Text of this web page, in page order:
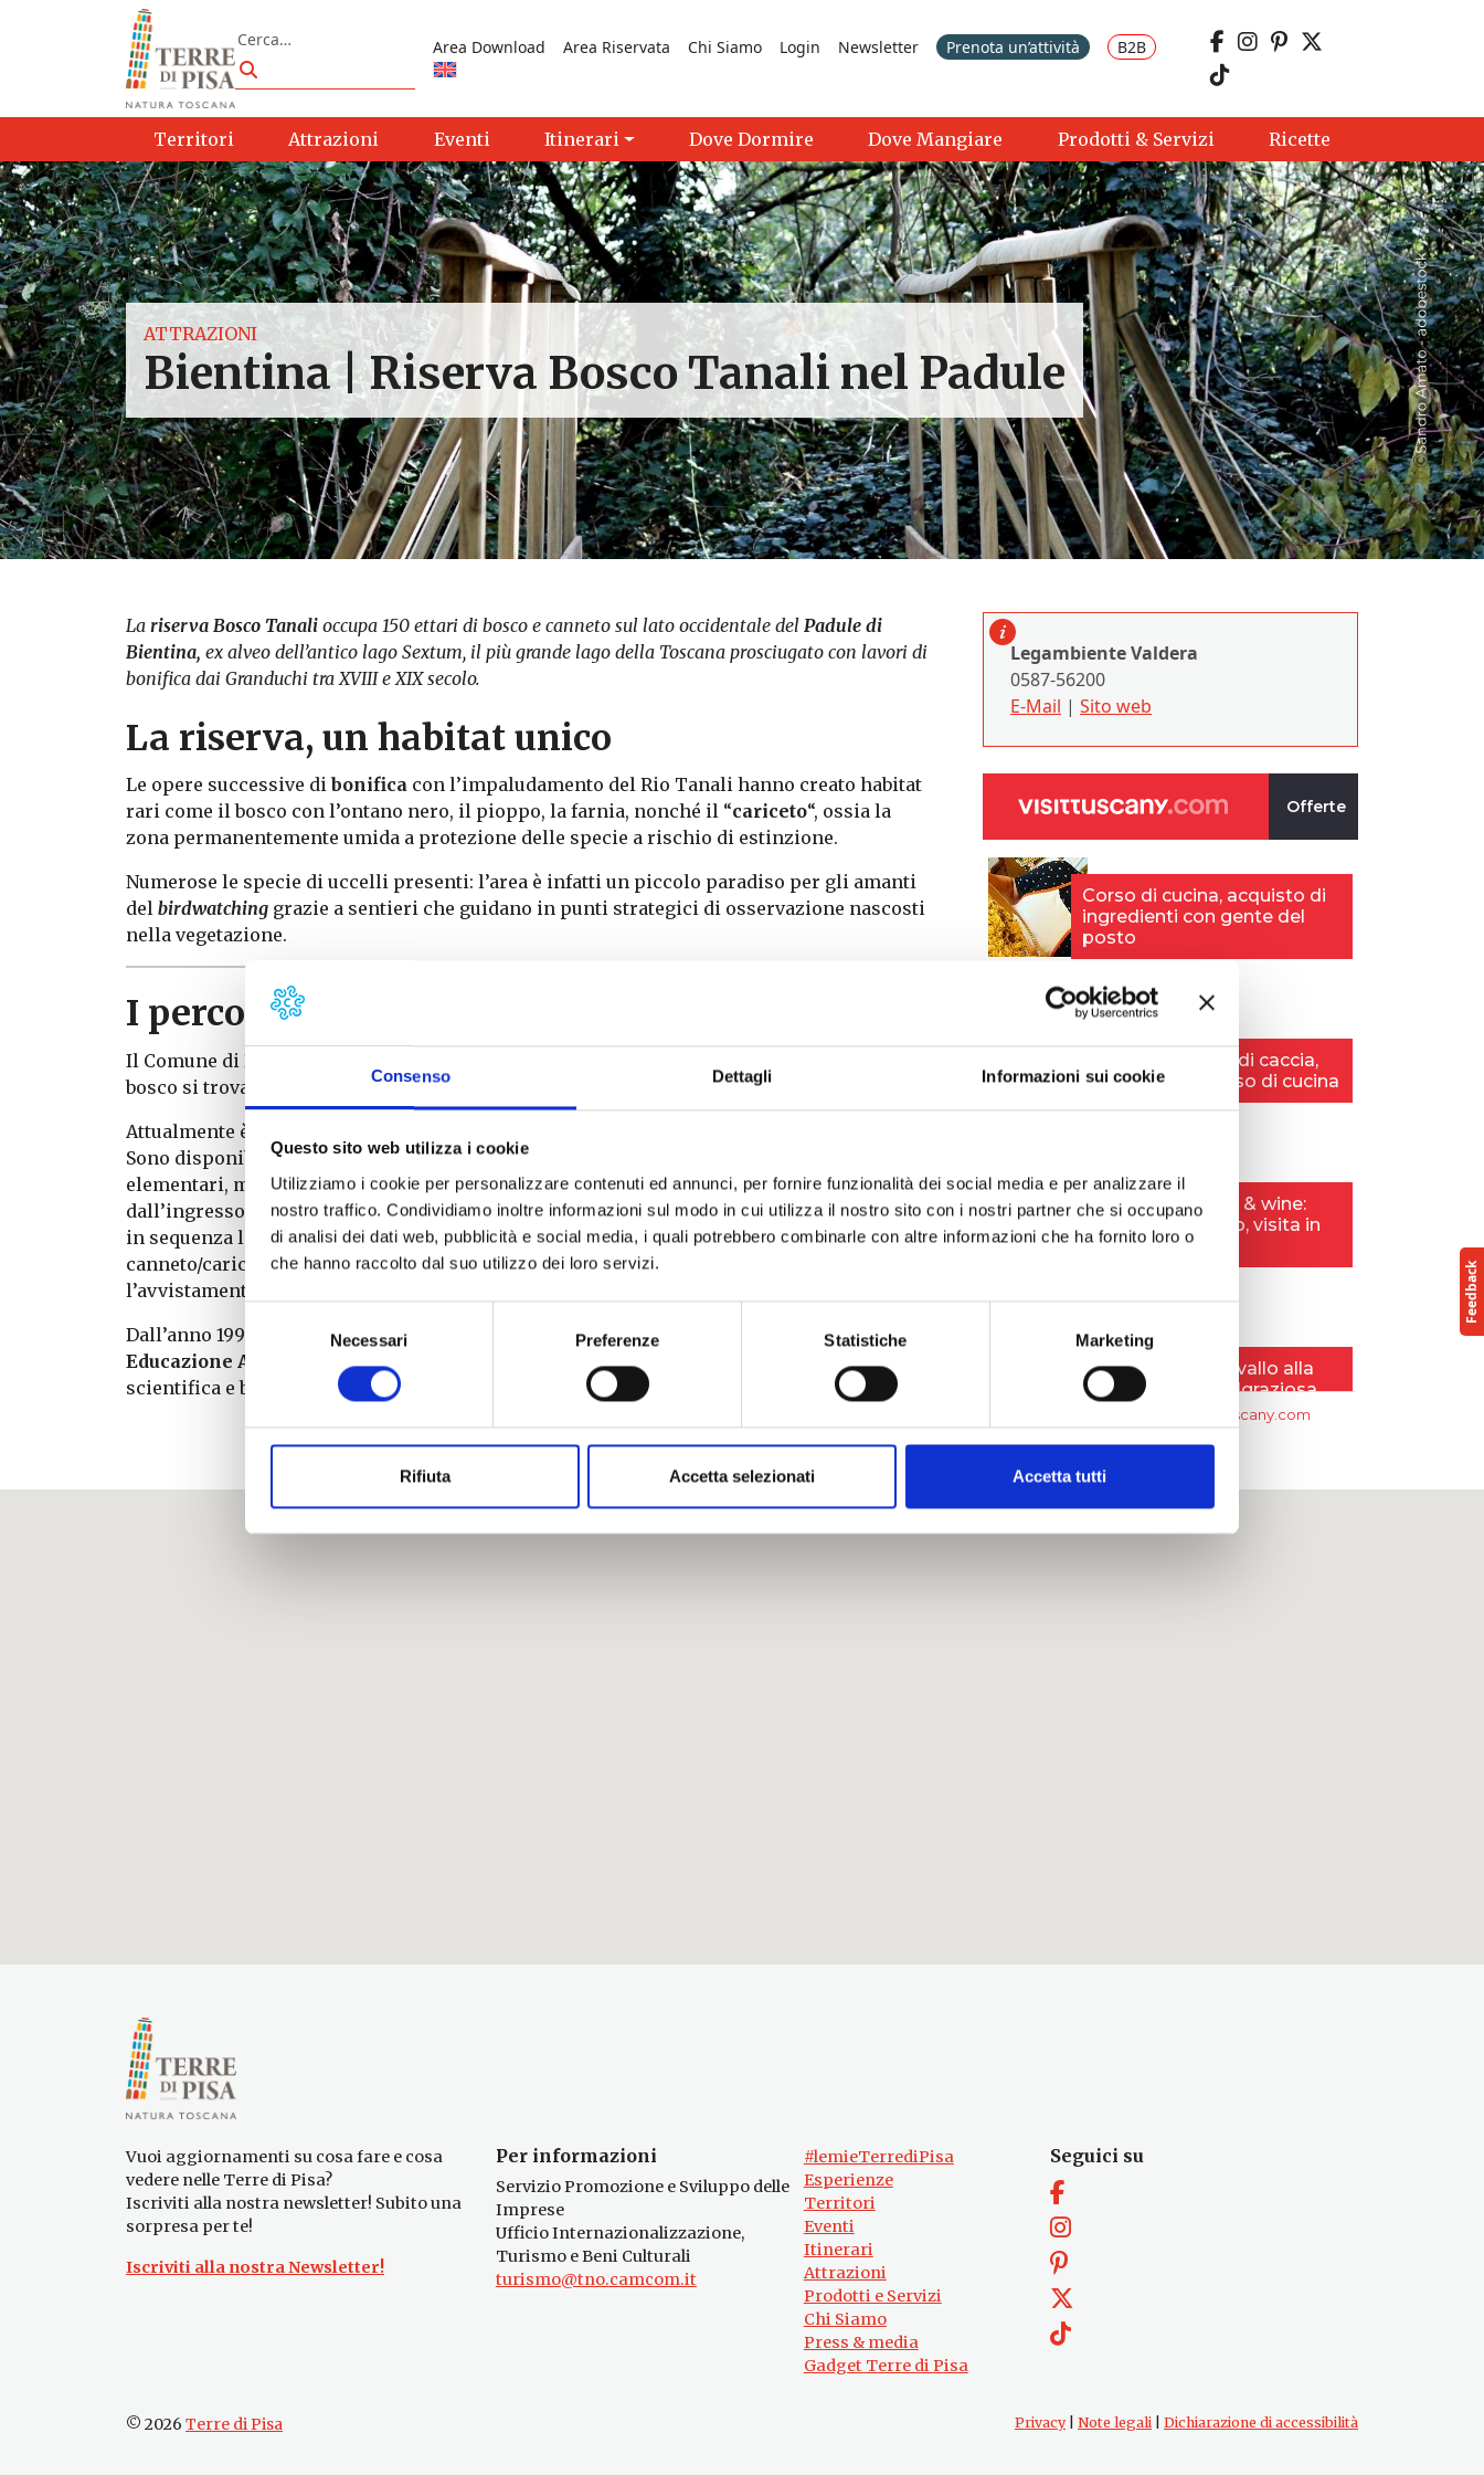
Consenso Dettagli Informazioni sui cookie
Questo sito web utilizza i cookie
Utilizziamo i cookie per personalizzare contenuti ed annunci, per fornire funzionalità dei social media e per analizzare il
nostro traffico. Condividiamo inoltre informazioni sul modo in cui utilizza il nostro sito con i nostri partner che si occupano
di analisi dei dati web, pubblicità e social media, i quali potrebbero combinarle con altre informazioni che ha fornito loro o
che hanno raccolto dal suo utilizzo dei loro servizi.
consenso
Necessari Preferenze Statistiche Marketing
Rifiuta Accetta selezionati Accetta tutti
Vai al contenuto
Cerca
Cerca
Area Download Area Riservata Chi Siamo Login Newsletter Prenota un’attività B2B
Territori Attrazioni Eventi Itinerari Dove Dormire Dove Mangiare Prodotti & Servizi Ricette
ATTRAZIONI
Bientina | Riserva Bosco Tanali nel Padule
La riserva Bosco Tanali occupa 150 ettari di bosco e canneto sul lato occidentale del Padule di
Bientina, ex alveo dell’antico lago Sextum, il più grande lago della Toscana prosciugato con lavori di
bonifica dai Granduchi tra XVIII e XIX secolo.
La riserva, un habitat unico
Le opere successive dibonifica con l’impaludamento del Rio Tanali hanno creato habitat
rari come il bosco con l’ontano nero, il pioppo, la farnia, nonché il “cariceto“, ossia la
zona permanentemente umida a protezione delle specie a rischio di estinzione.
Numerose le specie di uccelli presenti: l’area è infatti un piccolo paradiso per gli amanti
del birdwatching grazie a sentieri che guidano in punti strategici di osservazione nascosti
nella vegetazione.
I percorsi didattici della riserva
Il Comune di Bientina ha dato in gestione la riserva a
bosco si trova in località Caccialupi, ad est della SS 439 Sarzanese-Valdera.
Attualmente è possibile visitare il bosco nel periodo compreso
Sono disponibilipercorsi educativi differenziati
elementari, medie, gruppi di adulti). Si tratta di un percorso lungo gli argini che parte
dall’ingresso dell’area e conduce gradatamente verso la parte più depressa attraversando
in sequenza le comunità vegetazionai principali (bosco mesofilo, bosco igrofilo,
canneto/cariceto) terminando, attraversato un pontile di legno, in un capanno per
l’avvistamento degli uccelli costruito ai margini del chiaro.
Dall’anno 1999/2000 è disponibile, come supporto didattico alle escursioni il
Centro di
Educazione Ambientale di Bientina
che, dotato di varie attrezzature (strumentazione
scientifica e biblioteca), fornisce un valido complemento alle esperienze sul campo.
Legambiente Valdera
0587-56200
E-Mail | Sito web
Vuoi aggiornamenti su cosa fare e cosa
vedere nelle Terre di Pisa?
Iscriviti alla nostra newsletter! Subito una
sorpresa per te!
Iscriviti alla nostra Newsletter!
Per informazioni
Servizio Promozione e Sviluppo delle
Imprese
Ufficio Internazionalizzazione,
Turismo e Beni Culturali
turismo@tno.camcom.it
#lemieTerrediPisa
Esperienze
Territori
Eventi
Itinerari
Attrazioni
Prodotti e Servizi
Chi Siamo
Press & media
Gadget Terre di Pisa
Seguici su
© 2026 Terre di Pisa Privacy| Note legali Dichiarazione di accessibilità